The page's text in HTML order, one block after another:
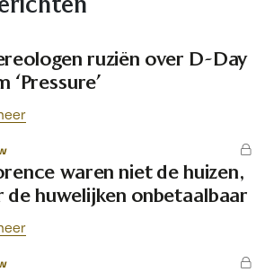
ruziën over D-Day
‘Pressure’
waren niet de huizen,
de huwelijken onbetaalbaar